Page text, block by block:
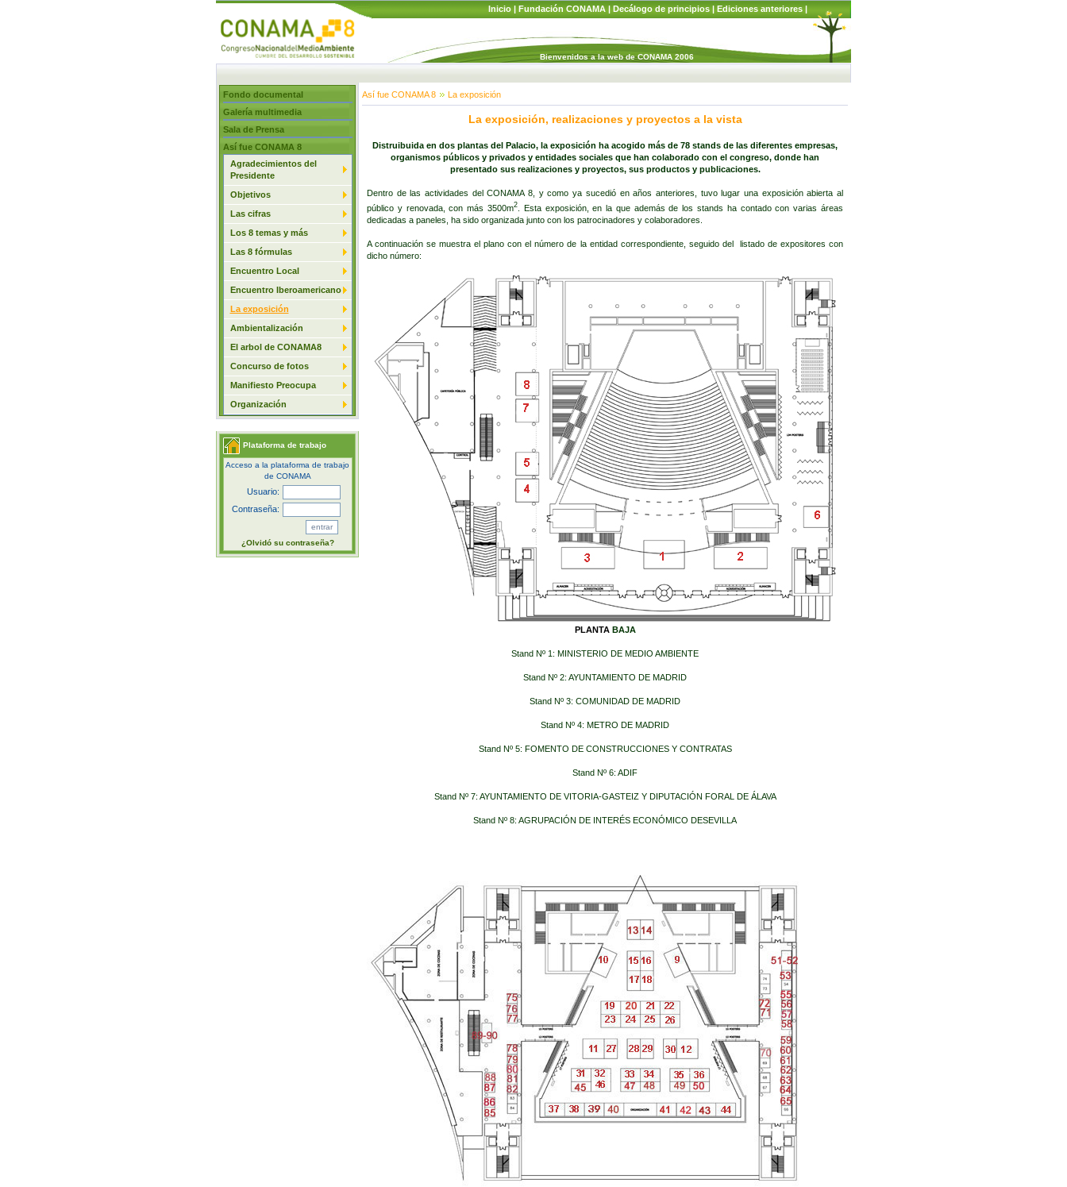
Inicio | Fundación CONAMA | Decálogo de principios | Ediciones anteriores |
Bienvenidos a la web de CONAMA 2006
Fondo documental
Galería multimedia
Sala de Prensa
Así fue CONAMA 8
Agradecimientos del
Presidente
Objetivos
Las cifras
Los 8 temas y más
Las 8 fórmulas
Encuentro Local
Encuentro Iberoamericano
La exposición
Ambientalización
El arbol de CONAMA8
Concurso de fotos
Manifiesto Preocupa
Organización
Plataforma de trabajo
Acceso a la plataforma de trabajo
de CONAMA
Usuario:
Contraseña:
¿Olvidó su contraseña?
Así fue CONAMA 8 La exposición
La exposición, realizaciones y proyectos a la vista
Distruibuida en dos plantas del Palacio, la exposición ha acogido más de 78 stands de las diferentes empresas,
organismos públicos y privados y entidades sociales que han colaborado con el congreso, donde han
presentado sus realizaciones y proyectos, sus productos y publicaciones.
Dentro de las actividades del CONAMA 8, y como ya sucedió en años anteriores, tuvo lugar una exposición abierta al
público y renovada, con más 3500m2. Esta exposición, en la que además de los stands ha contado con varias áreas
dedicadas a paneles, ha sido organizada junto con los patrocinadores y colaboradores.
A continuación se muestra el plano con el número de la entidad correspondiente, seguido del listado de expositores con
dicho número:
PLANTA BAJA
Stand Nº 1: MINISTERIO DE MEDIO AMBIENTE
Stand Nº 2: AYUNTAMIENTO DE MADRID
Stand Nº 3: COMUNIDAD DE MADRID
Stand Nº 4: METRO DE MADRID
Stand Nº 5: FOMENTO DE CONSTRUCCIONES Y CONTRATAS
Stand Nº 6: ADIF
Stand Nº 7: AYUNTAMIENTO DE VITORIA-GASTEIZ Y DIPUTACIÓN FORAL DE ÁLAVA
Stand Nº 8: AGRUPACIÓN DE INTERÉS ECONÓMICO DESEVILLA